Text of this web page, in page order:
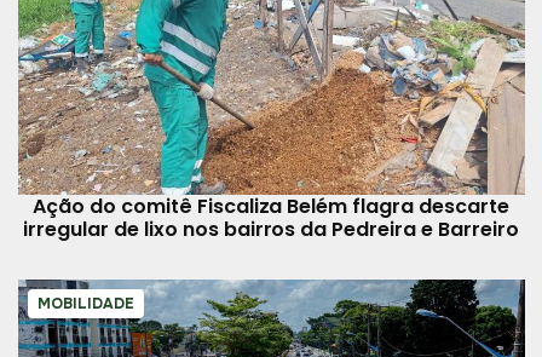
Ação do comitê Fiscaliza Belém flagra descarte
irregular de lixo nos bairros da Pedreira e Barreiro
MOBILIDADE